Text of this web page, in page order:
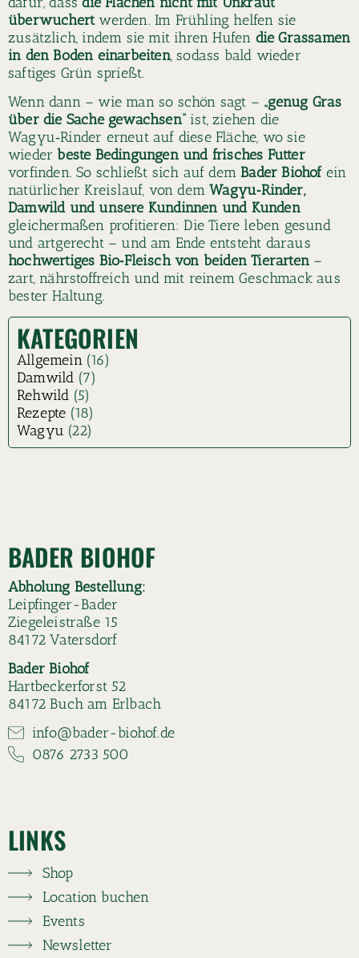
überwuchertwerden. Im Frühling helfen sie
zusätzlich, indem sie mit ihren Hufen die Grassamen
in den Boden einarbeiten, sodass bald wieder
saftiges Grün sprießt.
Wenn dann – wie man so schön sagt – „genug Gras
über die Sache gewachsen“ ist, ziehen die
Wagyu‑Rinder erneut auf diese Fläche, wo sie
wieder beste Bedingungen und frisches Futter
vorfinden. So schließt sich auf dem Bader Biohofein
natürlicher Kreislauf, von demWagyu‑Rinder,
Damwild und unsere Kundinnen und Kunden
gleichermaßen profitieren: Die Tiere leben gesund
und artgerecht – und am Ende entsteht daraus
hochwertiges Bio‑Fleisch von beiden Tierarten –
zart, nährstoffreich und mit reinem Geschmack aus
bester Haltung.
KATEGORIEN
Allgemein (16)
Damwild (7)
Rehwild (5)
Rezepte (18)
Wagyu (22)
BADER BIOHOF
Abholung Bestellung:
Leipfinger-Bader
Ziegeleistraße 15
84172 Vatersdorf
Bader Biohof
Hartbeckerforst 52
84172 Buch am Erlbach
info@bader-biohof.de
0876 2733 500
LINKS
Shop
Location buchen
Events
Newsletter